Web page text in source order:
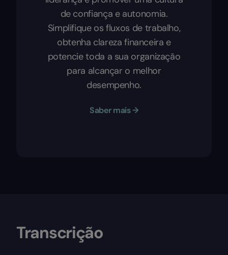
de confiança e autonomia.
Simplifique os fluxos de trabalho,
obtenha clareza financeira e
potencie toda a sua organização
para alcançar o melhor
desempenho.
Saber mais →
Transcrição